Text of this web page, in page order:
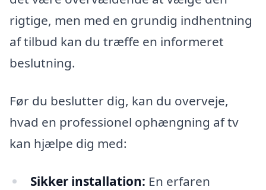
rigtige, men med en grundig indhentning
af tilbud kan du træffe en informeret
beslutning.
Før du beslutter dig, kan du overveje,
hvad en professionel ophængning af tv
kan hjælpe dig med:
Sikker installation: En erfaren